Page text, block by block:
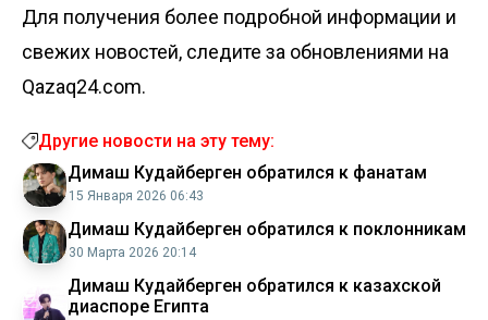
Для получения более подробной информации и
свежих новостей, следите за обновлениями на
Qazaq24.com.
Другие новости на эту тему:
Димаш Кудайберген обратился к фанатам
15 Января 2026 06:43
Димаш Кудайберген обратился к поклонникам
30 Марта 2026 20:14
Димаш Кудайберген обратился к казахской
диаспоре Египта